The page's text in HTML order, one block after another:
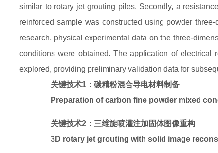
similar to rotary jet grouting piles. Secondly, a
reinforced sample was constructed using powder
research, physical experimental data on the three-
conditions were obtained. The application of electrical
explored, providing preliminary validation data for
关键技术1：碳精粉混合导电材料制备
Preparation of carbon fine powder mixed
关键技术2：三维旋喷灌注加固体图像重构
3D rotary jet grouting with solid image